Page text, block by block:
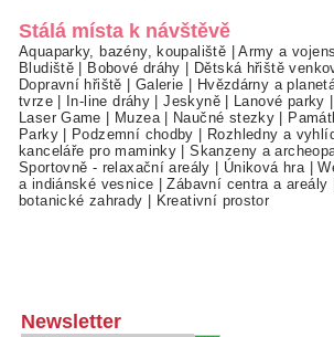
Stálá místa k návštěvě
Aquaparky, bazény, koupaliště |Army a
Bludiště
Bobové dráhy Dětská hřiště
Dopravní hřiště
Galerie Hvězdárny a
tvrze| In-line dráhy |Jeskyně| Lanové parky
Laser Game
Muzea| Naučné stezky
Parky| Podzemní chodby Rozhledny a
kanceláře pro maminky |Skanzeny a
Sportovně - relaxační areály
Úniková hra|
a indiánské vesnice |Zábavní centra a areály
botanické zahrady
Kreativní prostor
Newsletter